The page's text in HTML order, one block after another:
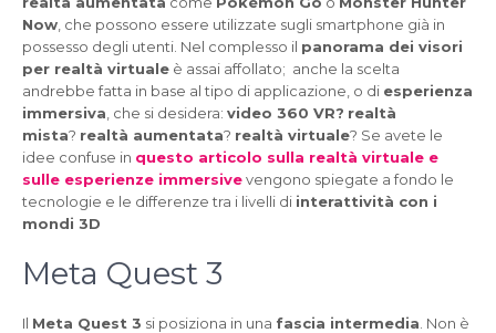
Now , che possono essere utilizzate sugli smartphone già in
possesso degli utenti. Nel complesso il panorama dei visori
per realtà virtuale è assai affollato; anche la scelta
andrebbe fatta in base al tipo di applicazione, o di esperienza
immersiva , che si desidera: video 360 VR? realtà
mista? realtà aumentata? realtà virtuale? Se avete le
idee confuse in questo articolo sulla realtà virtuale e
sulle esperienze immersivevengono spiegate a fondo le
tecnologie e le differenze tra i livelli di interattività con i
mondi 3D
Meta Quest 3
Il Meta Quest 3 si posiziona in una fascia intermedia . Non è